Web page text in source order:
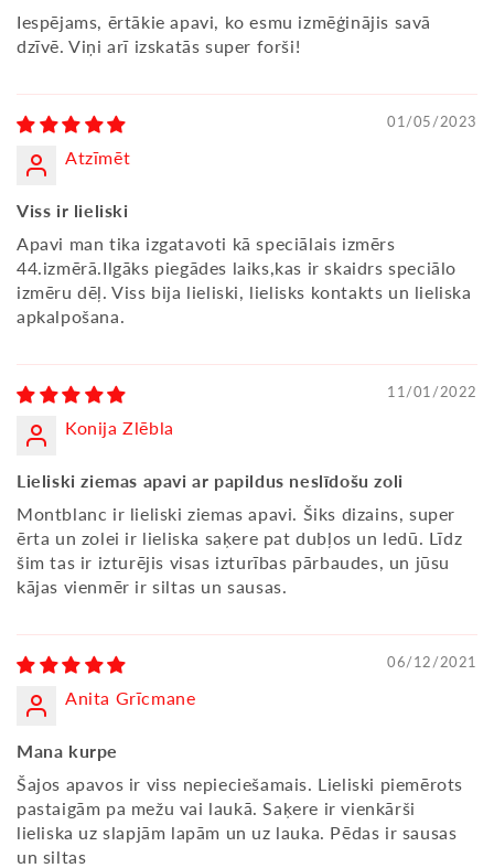
Iespējams, ērtākie apavi, ko esmu izmēģinājis savā
dzīvē. Viņi arī izskatās super forši!
01/05/2023
Atzīmēt
Viss ir lieliski
Apavi man tika izgatavoti kā speciālais izmērs
44.izmērā.Ilgāks piegādes laiks,kas ir skaidrs speciālo
izmēru dēļ. Viss bija lieliski, lielisks kontakts un lieliska
apkalpošana.
11/01/2022
Konija Zlēbla
Lieliski ziemas apavi ar papildus neslīdošu zoli
Montblanc ir lieliski ziemas apavi. Šiks dizains, super
ērta un zolei ir lieliska saķere pat dubļos un ledū. Līdz
šim tas ir izturējis visas izturības pārbaudes, un jūsu
kājas vienmēr ir siltas un sausas.
06/12/2021
Anita Grīcmane
Mana kurpe
Šajos apavos ir viss nepieciešamais. Lieliski piemērots
pastaigām pa mežu vai laukā. Saķere ir vienkārši
lieliska uz slapjām lapām un uz lauka. Pēdas ir sausas
un siltas